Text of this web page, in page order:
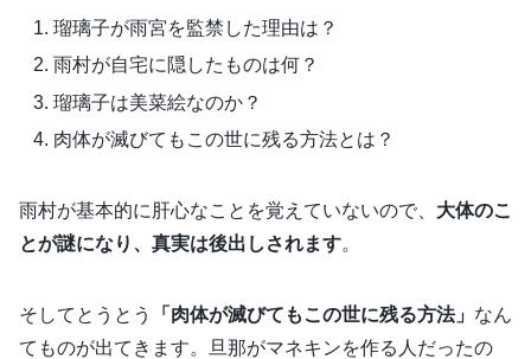
瑠璃子が雨宮を監禁した理由は？
雨村が自宅に隠したものは何？
瑠璃子は美菜絵なのか？
肉体が滅びてもこの世に残る方法とは？
雨村が基本的に肝心なことを覚えていないので、 大体のこ
とが謎になり、真実は後出しされます。
そしてとうとう 「肉体が滅びてもこの世に残る方法」 なん
てものが出てきます。旦那がマネキンを作る人だったの